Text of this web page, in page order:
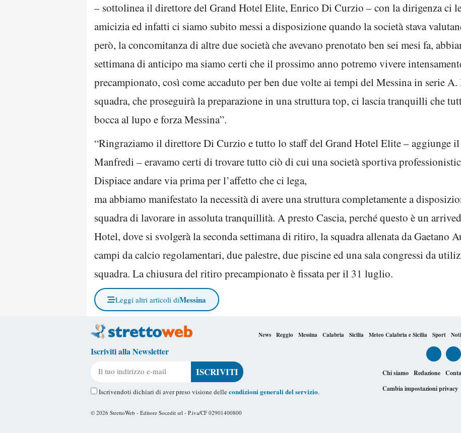
– sottolinea il direttore del Grand Hotel Elite, Enrico Di Curzio – con la dirigenza ci
amicizia ed infatti ci siamo subito messi a disposizione quando la società stava
però, la concomitanza di altre due società che avevano prenotato ben sei mesi fa,
settimana di anticipo ma siamo certi che il prossimo anno potremo vivere
precampionato, così come accaduto per ben due volte ai tempi del Messina in serie
squadra, che proseguirà la preparazione in una struttura top, ci lascia tranquilli che
bocca al lupo e forza Messina”.
“Ringraziamo il direttore Di Curzio e tutto lo staff del Grand Hotel Elite – aggiunge il
Manfredi – eravamo certi di trovare tutto ciò di cui una società sportiva
Dispiace andare via prima per l’affetto che ci lega,
ma abbiamo manifestato la necessità di avere una struttura completamente a
squadra di lavorare in assoluta tranquillità. A presto Cascia, perché questo è un
Hotel, dove si svolgerà la seconda settimana di ritiro, la squadra allenata da Gaetano
campi da calcio regolamentari, due palestre, due piscine ed una sala congressi da
squadra. La chiusura del ritiro precampionato è fissata per il 31 luglio.
Leggi altri articoli diMessina
News Reggio Messina Calabria Sicilia Meteo Calabria e Sicilia Sport
Iscriviti alla Newsletter
Iscrivendoti dichiari di aver preso visione dellecondizioni generali del servizio.
Chi siamo Redazione
Cambia impostazioni privacy
© 2026 StrettoWeb - Editore Socedit srl - P.iva/CF 02901400800